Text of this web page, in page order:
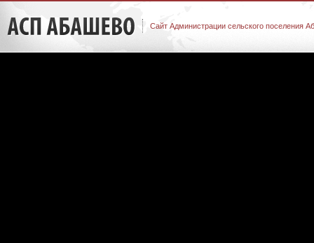
Сайт Администрации сельского поселения